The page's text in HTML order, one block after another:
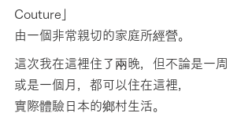
Couture
由一個非常親切的家庭所經營。
這次我在這裡住了兩晚，但不論是一周
或是一個月，都可以住在這裡，
實際體驗日本的鄉村生活。